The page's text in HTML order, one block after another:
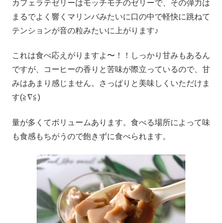
カフェラテゼリーはモッチモチのゼリーで、その弾力は
まるでよく響くマリンバみたいに口の中で軽快に跳ねて
テンションが音の粒みたいに上がります♪
これは食べ応えがりますよ〜！！しっかり甘みもあるん
ですが、コーヒーの香りと苦味が際立っているので、甘
みはあまり感じません。さっぱりと美味しくいただけま
す(≧∇≦)
量が多くてボリュームあります。食べる場所によって味
も食感もちがうので飽きずに食べられます。